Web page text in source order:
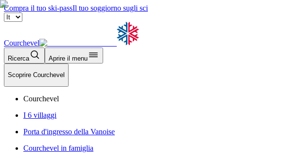
Compra il tuo ski-passIl tuo soggiorno sugli sci
Courchevel
Ricerca Aprire il menu
Scoprire Courchevel
Courchevel
I 6 villaggi
Porta d'ingresso della Vanoise
Courchevel in famiglia